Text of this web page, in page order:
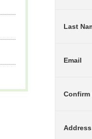
Last
Email
Confirm
Address